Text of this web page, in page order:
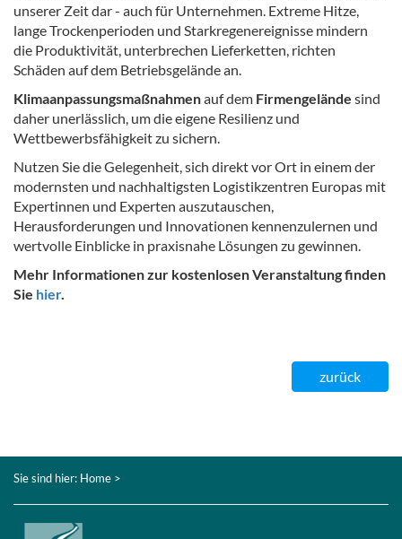
unserer Zeit dar - auch für Unternehmen. Extreme Hitze,
lange Trockenperioden und Starkregenereignisse mindern
die Produktivität, unterbrechen Lieferketten, richten
Schäden auf dem Betriebsgelände an.
Klimaanpassungsmaßnahmenauf dem Firmengelände sind
daher unerlässlich, um die eigene Resilienz und
Wettbewerbsfähigkeit zu sichern.
Nutzen Sie die Gelegenheit, sich direkt vor Ort in einem der
modernsten und nachhaltigsten Logistikzentren Europas mit
Expertinnen und Experten auszutauschen,
Herausforderungen und Innovationen kennenzulernen und
wertvolle Einblicke in praxisnahe Lösungen zu gewinnen.
Mehr Informationen zur kostenlosen Veranstaltung finden
Sie hier.
zurück
Sie sind hier: Home >